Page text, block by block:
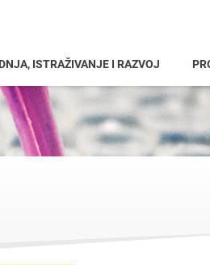
ISTRAŽIVANJE I RAZVOJ